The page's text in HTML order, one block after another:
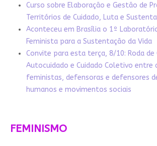
Curso sobre Elaboração e Gestão de
Territórios de Cuidado, Luta e
Aconteceu em Brasília o 1º
Feminista para a Sustentação da Vida
Convite para esta terça, 8/10: Roda de
Autocuidado e Cuidado Coletivo entre
feministas, defensoras e defensores
humanos e movimentos sociais
FEMINISMO